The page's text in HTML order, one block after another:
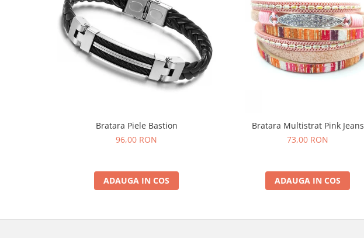
Bratara Piele Bastion
96,00 RON
ADAUGA IN COS
Bratara Multistrat Pink Jeans
73,00 RON
ADAUGA IN COS